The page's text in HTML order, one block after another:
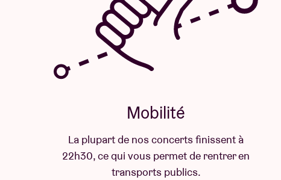
Mobilité
La plupart de nos concerts finissent à
22h30, ce qui vous permet de rentrer en
transports publics.